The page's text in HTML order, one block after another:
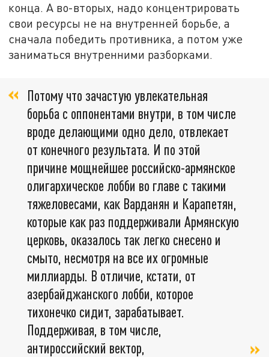
конца. А во-вторых, надо концентрировать
свои ресурсы не на внутренней борьбе, а
сначала победить противника, а потом уже
заниматься внутренними разборками.
Потому что зачастую увлекательная
борьба с оппонентами внутри, в том числе
вроде делающими одно дело, отвлекает
от конечного результата. И по этой
причине мощнейшее российско-армянское
олигархическое лобби во главе с такими
тяжеловесами, как Варданян и Карапетян,
которые как раз поддерживали Армянскую
церковь, оказалось так легко снесено и
смыто, несмотря на все их огромные
миллиарды. В отличие, кстати, от
азербайджанского лобби, которое
тихонечко сидит, зарабатывает.
Поддерживая, в том числе,
антироссийский вектор,